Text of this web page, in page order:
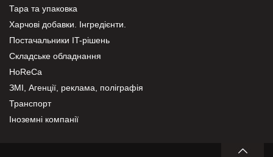
Тара та упаковка
Харчові добавки. Інгредієнти.
Постачальники IT-рішень
Складське обладнання
HoReCa
ЗМІ, Агенції, реклама, поліграфія
Транспорт
Іноземні компанії